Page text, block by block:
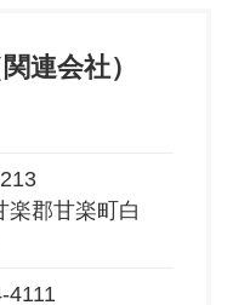
連会社）
楽郡甘楽町白
4111